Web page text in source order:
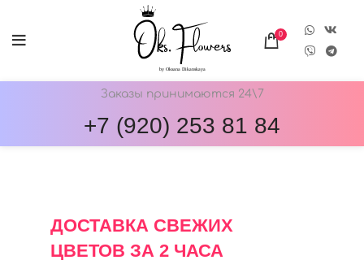
0
Заказы принимаются 24\7
+7 (920) 253 81 84
ДОСТАВКА СВЕЖИХ
ЦВЕТОВ ЗА 2 ЧАСА